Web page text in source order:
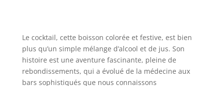
Le cocktail, cette boisson colorée et festive, est bien
plus qu’un simple mélange d’alcool et de jus. Son
histoire est une aventure fascinante, pleine de
rebondissements, qui a évolué de la médecine aux
bars sophistiqués que nous connaissons